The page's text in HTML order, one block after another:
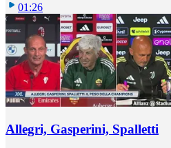
01:26
Allegri, Gasperini, Spalletti